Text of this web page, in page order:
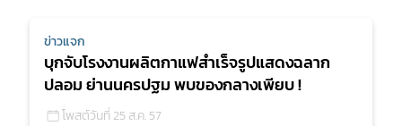
ข่าวแจก
บุกจับโรงงานผลิตกาแฟสำเร็จรูปแสดงฉลาก
ปลอม ย่านนครปฐม พบของกลางเพียบ !
โพสต์วันที่ 25 ส.ค. 57